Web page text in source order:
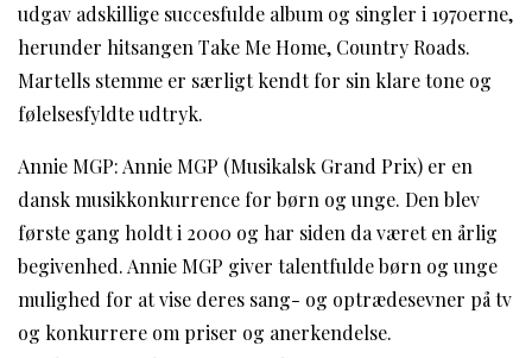
udgav adskillige succesfulde album og singler i 1970erne,
herunder hitsangen Take Me Home, Country Roads.
Martells stemme er særligt kendt for sin klare tone og
følelsesfyldte udtryk.
Annie MGP: Annie MGP (Musikalsk Grand Prix) er en
dansk musikkonkurrence for børn og unge. Den blev
første gang holdt i 2000 og har siden da været en årlig
begivenhed. Annie MGP giver talentfulde børn og unge
mulighed for at vise deres sang- og optrædesevner på tv
og konkurrere om priser og anerkendelse.